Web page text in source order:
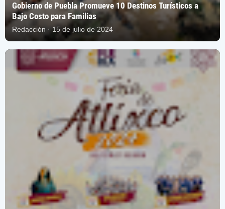
Gobierno de Puebla Promueve 10 Destinos Turísticos a
Bajo Costo para Familias
Redacción · 15 de julio de 2024